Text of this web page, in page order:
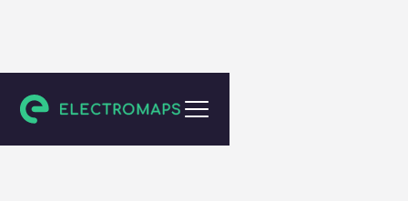
Villalbilla